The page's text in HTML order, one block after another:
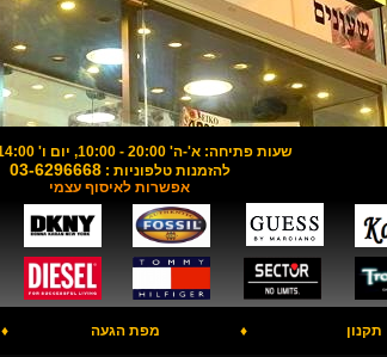
שעות פתיחה: א'-ה' 20:00 - 10:00, יום ו' 14:00 - 10:00
להזמנות טלפוניות :03-6296668
אפשרות לאיסוף עצמי
תקנון ♦ מפת הגעה ♦